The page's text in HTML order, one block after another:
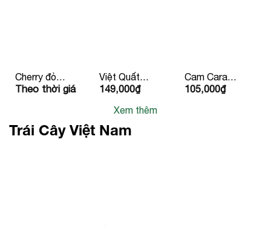
Cherry đỏ
Canada
Theo thời giá
Việt Quất
125g
Peru
149,000₫
Cam Cara
Ruột Đỏ
105,000₫
Xem thêm
Trái Cây Việt Nam